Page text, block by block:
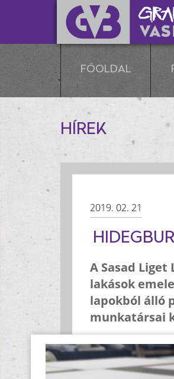
FŐOLDAL
HÍREK
2019. 02. 21
A Sasad
lakások
lapokból álló
munkatársai